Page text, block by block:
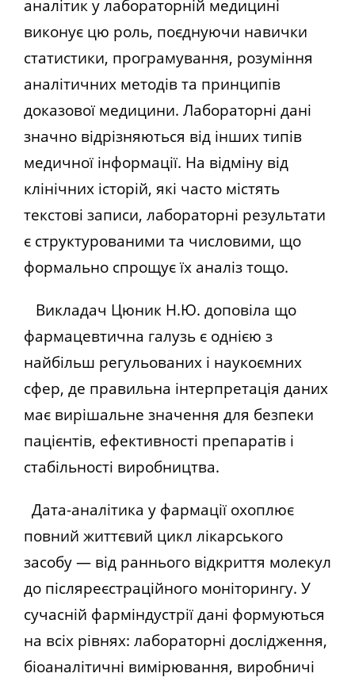
аналітик у лабораторній медицині
виконує цю роль, поєднуючи навички
статистики, програмування, розуміння
аналітичних методів та принципів
доказової медицини. Лабораторні дані
значно відрізняються від інших типів
медичної інформації. На відміну від
клінічних історій, які часто містять
текстові записи, лабораторні результати
є структурованими та числовими, що
формально спрощує їх аналіз тощо.
Викладач Цюник Н.Ю. доповіла що
фармацевтична галузь є однією з
найбільш регульованих і наукоємних
сфер, де правильна інтерпретація даних
має вирішальне значення для безпеки
пацієнтів, ефективності препаратів і
стабільності виробництва.
Дата-аналітика у фармації охоплює
повний життєвий цикл лікарського
засобу — від раннього відкриття молекул
до післяреєстраційного моніторингу. У
сучасній фарміндустрії дані формуються
на всіх рівнях: лабораторні дослідження,
біоаналітичні вимірювання, виробничі